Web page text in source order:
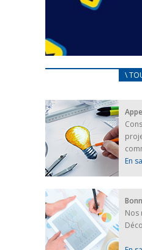
CARNET
25 avril 2022
Afin d’accompagner au
ukrainiens arrivés en
FEUILLETER
\
En
Nos